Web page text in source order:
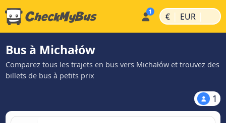
€ | EUR |
Bus à Michałów
Comparez tous les trajets en bus vers Michałów et trouvez des
billets de bus à petits prix
1